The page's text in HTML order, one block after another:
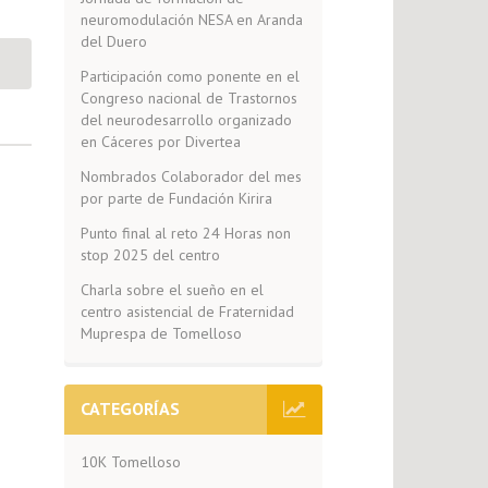
neuromodulación NESA en Aranda
del Duero
Participación como ponente en el
Congreso nacional de Trastornos
del neurodesarrollo organizado
en Cáceres por Divertea
Nombrados Colaborador del mes
por parte de Fundación Kirira
Punto final al reto 24 Horas non
stop 2025 del centro
Charla sobre el sueño en el
centro asistencial de Fraternidad
Muprespa de Tomelloso
CATEGORÍAS
10K Tomelloso